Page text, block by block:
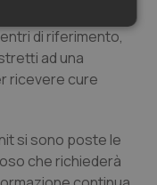
di riferimento,
ad una
ricevere cure
si sono poste le
che richiederà
Marketing
Marketing